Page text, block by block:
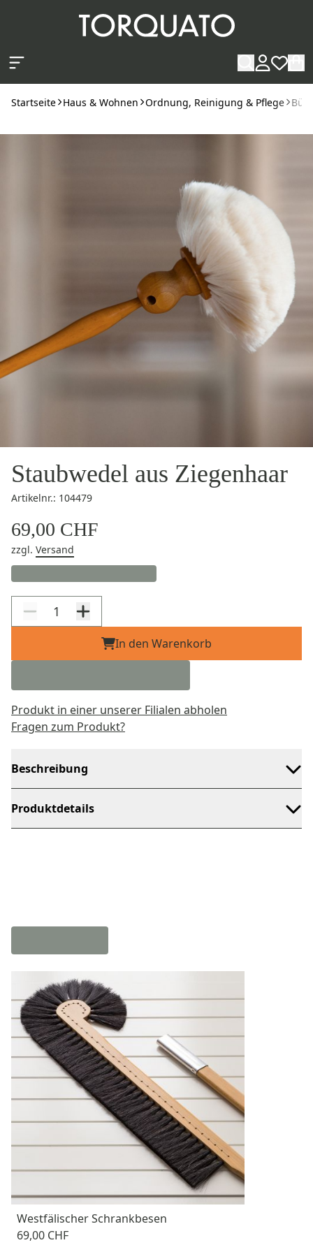
Startseite Haus & Wohnen Ordnung, Reinigung & Pflege
Staubwedel aus Ziegenhaar
Artikelnr.: 104479
69,00 CHF
zzgl. Versand
In den Warenkorb
Produkt in einer unserer Filialen abholen
Fragen zum Produkt?
Beschreibung
Produktdetails
Westfälischer Schrankbesen
69,00 CHF